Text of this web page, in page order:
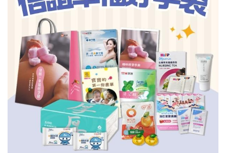
信誼基金會 附設幼兒園